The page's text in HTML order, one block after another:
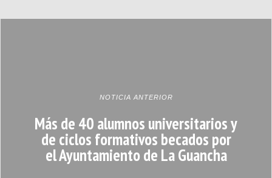
NOTICIA ANTERIOR
Más de 40 alumnos universitarios y
de ciclos formativos becados por
el Ayuntamiento de La Guancha